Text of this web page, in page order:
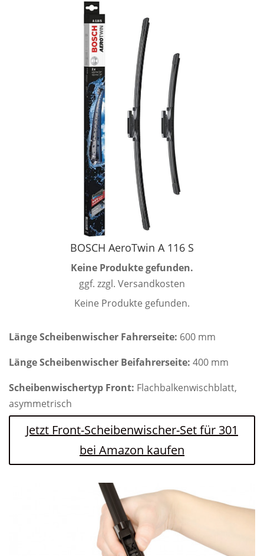
BOSCH AeroTwin A 116 S
Keine Produkte gefunden.
ggf. zzgl. Versandkosten
Keine Produkte gefunden.
Länge Scheibenwischer Fahrerseite: 600 mm
Länge Scheibenwischer Beifahrerseite: 400 mm
Scheibenwischertyp Front: Flachbalkenwischblatt,
asymmetrisch
Jetzt Front-Scheibenwischer-Set für 301
bei Amazon kaufen